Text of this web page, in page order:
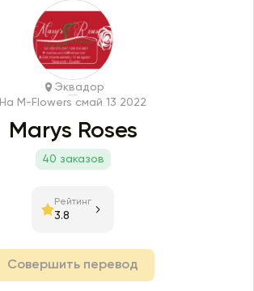
Эквадор
На M-Flowers смай 13 2022
Marys Roses
40 заказов
Рейтинг
3.8
Совершить перевод